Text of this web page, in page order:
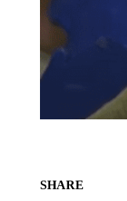
SHARE